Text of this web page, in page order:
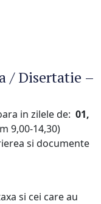
/ Disertatie –
in zilele de: 01,
9,00-14,30)
si documente
si cei care au